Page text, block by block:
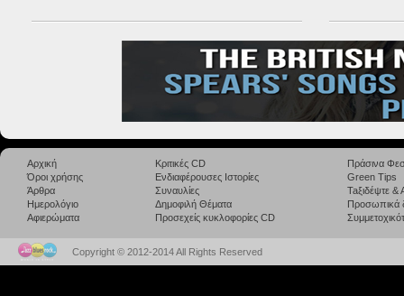
Αρχική
Όροι χρήσης
Άρθρα
Ημερολόγιο
Αφιερώματα
Κριτικές CD
Ενδιαφέρουσες Ιστορίες
Συναυλίες
Δημοφιλή Θέματα
Προσεχείς κυκλοφορίες CD
Πράσινα
Green Tips
Taξιδέψτε
Προσωπικά
Copyright © 2012-2014 All Rights Reserved